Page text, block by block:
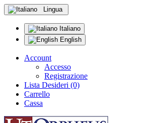
Lingua
Italiano
English
Account
Accesso
Registrazione
Lista Desideri (0)
Carrello
Cassa